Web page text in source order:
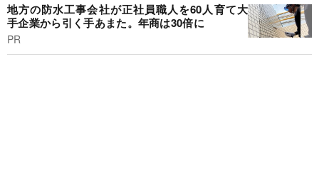
地方の防水工事会社が正社員職人を60人育て大
手企業から引く手あまた。年商は30倍に
PR